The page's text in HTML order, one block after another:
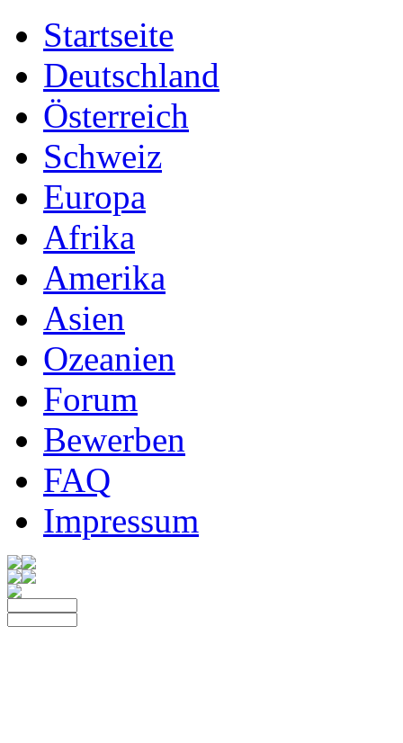
Startseite
Deutschland
Österreich
Schweiz
Europa
Afrika
Amerika
Asien
Ozeanien
Forum
Bewerben
FAQ
Impressum